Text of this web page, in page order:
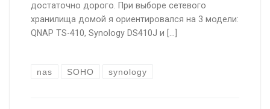
достаточно дорого. При выборе сетевого
хранилища домой я ориентировался на 3 модели:
QNAP TS-410, Synology DS410J и […]
nas SOHO synology